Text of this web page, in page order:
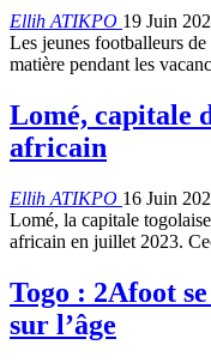
Ellih ATIKPO 19 Juin
Les jeunes footballeurs
matière pendant les
Lomé, capitale
africain
Ellih ATIKPO 16 Juin
Lomé, la capitale
africain en juillet 2023.
Togo : 2Afoot
sur l’âge